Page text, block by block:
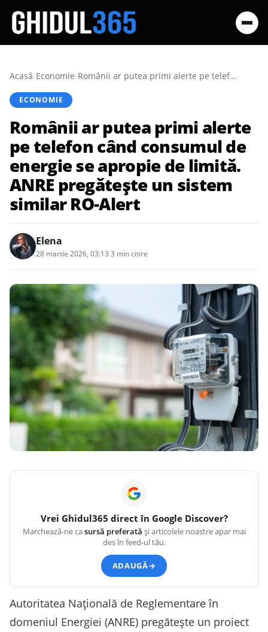
Acasă/Economie/ Românii ar putea primi alerte pe telefon când consumul de energie se apropie de limită. ANRE pregătește un sistem similar RO-Alert
ECONOMIE
Românii ar putea primi alerte
pe telefon când consumul de
energie se apropie de limită.
ANRE pregătește un sistem
similar RO-Alert
Elena
28 martie 2026, 03:13 3 min citire
Vrei Ghidul365 direct în Google Discover?
Marchează-ne casursă preferată și articolele noastre apar mai
des în feed-ul tău.
ADAUGĂ→
Autoritatea Națională de Reglementare în
domeniul Energiei (ANRE) pregătește un proiect